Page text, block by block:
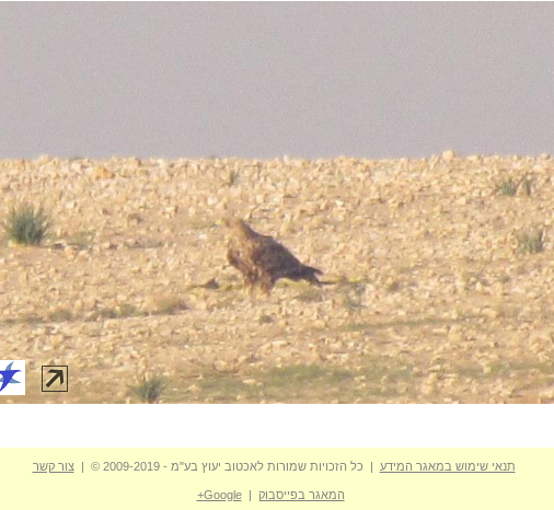
תנאי שימוש במאגר המידע | כל הזכויות שמורות לאכטוב יעוץ בע"מ - 2009-2019 © | צור קשר
המאגר בפייסבוק |
Google+